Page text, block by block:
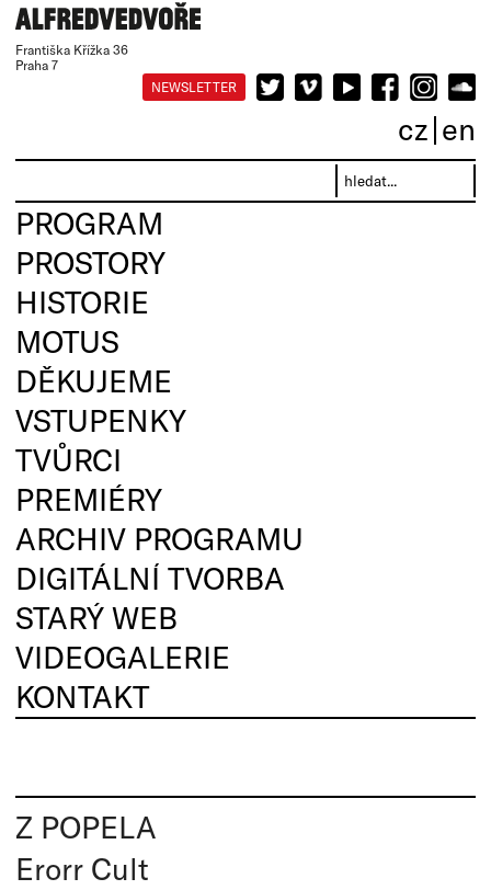
Františka Křížka 36
Praha 7
NEWSLETTER
cz en
PROGRAM
PROSTORY
HISTORIE
MOTUS
DĚKUJEME
VSTUPENKY
TVŮRCI
PREMIÉRY
ARCHIV PROGRAMU
DIGITÁLNÍ TVORBA
STARÝ WEB
VIDEOGALERIE
KONTAKT
Z POPELA
Erorr Cult